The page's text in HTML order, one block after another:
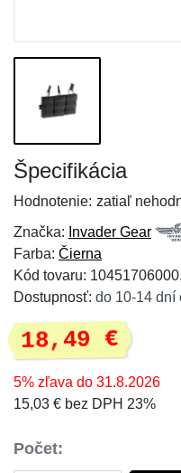
Špecifikácia
Hodnotenie: zatiaľ
Značka: Invader Gear
Farba: Čierna
Kód tovaru:
Dostupnosť: do 10-14 dní
18,49 €
5% zľava do 31.8.2026
15,03 € bez DPH 23%
Počet: